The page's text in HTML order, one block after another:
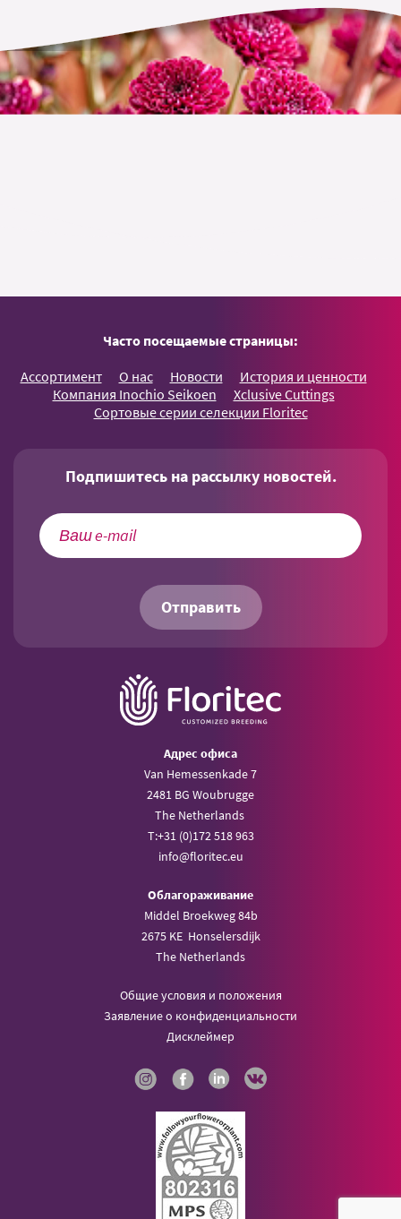
Часто посещаемые страницы:
Ассортимент О нас Новости
История и ценности
Компания Inochio Seikoen
Xclusive Cuttings
Сортовые серии селекции Floritec
Подпишитесь на рассылку новостей.
Отправить
Aдрес офиса
Van Hemessenkade 7
2481 BG Woubrugge
The Netherlands
T:+31 (0)172 518 963
info@floritec.eu
Oблагораживание
Middel Broekweg 84b
2675 KE Honselersdijk
The Netherlands
Общие условия и положения
Заявление о конфиденциальности
Дисклеймер